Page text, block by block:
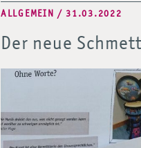
ALLGEMEIN / 31.03.2022
Der neue